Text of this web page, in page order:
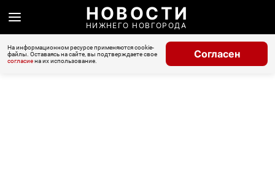
НОВОСТИ
НИЖНЕГО НОВГОРОДА
На информационном ресурсе применяются cookie-
файлы. Оставаясь на сайте, вы подтверждаете свое
согласиена их использование.
Согласен